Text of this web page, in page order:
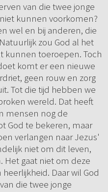
van die twee jonge
kunnen voorkomen?
wel en bij anderen, die
zou God al het
kunnen toeroepen. Toch
komt er een nieuwe
geen rouw en zorg
Tot die tijd hebben we
wereld. Dat heeft
mensen nog de
God te bekeren, maar
verlangen naar Jezus'
niet om dit leven,
Het gaat niet om deze
Daar wil God
die twee jonge